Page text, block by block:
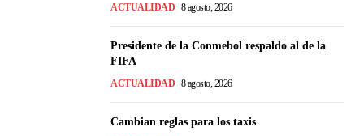
ACTUALIDAD 8 agosto, 2026
Presidente de la Conmebol respaldo al de la
FIFA
ACTUALIDAD 8 agosto, 2026
Cambian reglas para los taxis